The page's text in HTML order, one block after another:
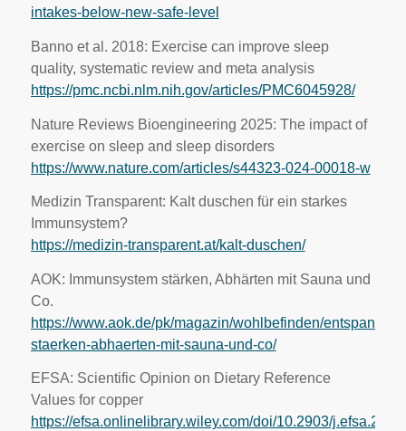
intakes-below-new-safe-level
Banno et al. 2018: Exercise can improve sleep
quality, systematic review and meta analysis
https://pmc.ncbi.nlm.nih.gov/articles/PMC6045928/
Nature Reviews Bioengineering 2025: The impact of
exercise on sleep and sleep disorders
https://www.nature.com/articles/s44323-024-00018-w
Medizin Transparent: Kalt duschen für ein starkes
Immunsystem?
https://medizin-transparent.at/kalt-duschen/
AOK: Immunsystem stärken, Abhärten mit Sauna und
Co.
https://www.aok.de/pk/magazin/wohlbefinden/
staerken-abhaerten-mit-sauna-und-co/
EFSA: Scientific Opinion on Dietary Reference
Values for copper
https://efsa.onlinelibrary.wiley.com/doi/10.2903/